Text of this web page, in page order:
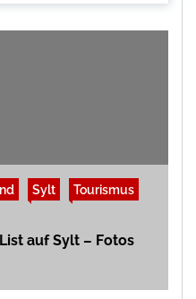
Sylt
Tourismus
auf Sylt – Fotos